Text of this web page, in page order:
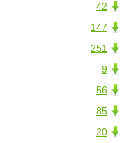
42
147
251
9
56
85
20